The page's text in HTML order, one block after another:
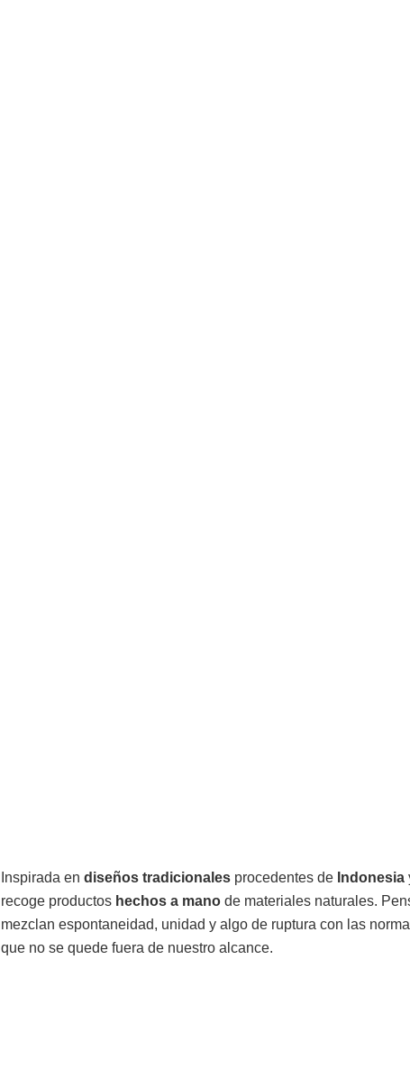
Inspirada en diseños tradicionales procedentes de Indonesia
recoge productos hechos a mano de materiales naturales.
mezclan espontaneidad, unidad y algo de ruptura con las
que no se quede fuera de nuestro alcance.